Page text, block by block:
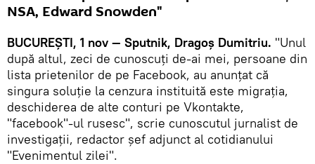
NSA, Edward Snowden"
BUCUREȘTI, 1 nov — Sputnik, Dragoș Dumitriu. "Unul
după altul, zeci de cunoscuți de-ai mei, persoane din
lista prietenilor de pe Facebook, au anunțat că
singura soluție la cenzura instituită este migrația,
deschiderea de alte conturi pe Vkontakte,
"facebook"-ul rusesc", scrie cunoscutul jurnalist de
investigații, redactor șef adjunct al cotidianului
"Evenimentul zilei".